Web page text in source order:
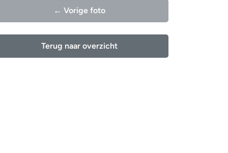
← Vorige foto
Terug naar overzicht